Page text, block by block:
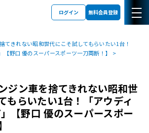
ログイン 無料会員登録
てきれない昭和世代にこそ試してもらいたい1台！
【野口 優のスーパースポーツ一刀両断！】
ジン車を捨てきれない昭和世
もらいたい1台！「アウディ
【野口 優のスーパースポー